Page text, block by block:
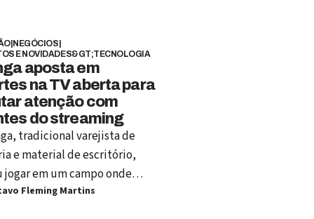
| NEGÓCIOS
E NOVIDADES&GT;TECNOLOGIA
aposta em
na TV aberta para
atenção com
do streaming
tradicional varejista de
e material de escritório,
em um campo onde
vê-la: o
Fleming Martins